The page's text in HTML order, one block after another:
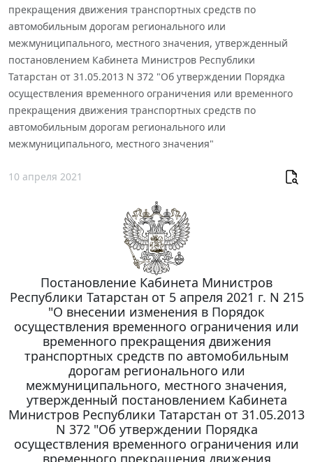
прекращения движения транспортных средств по
автомобильным дорогам регионального или
межмуниципального, местного значения, утвержденный
постановлением Кабинета Министров Республики
Татарстан от 31.05.2013 N 372 "Об утверждении Порядка
осуществления временного ограничения или временного
прекращения движения транспортных средств по
автомобильным дорогам регионального или
межмуниципального, местного значения"
10 апреля 2021
Постановление Кабинета Министров
Республики Татарстан от 5 апреля 2021 г. N 215
"О внесении изменения в Порядок
осуществления временного ограничения или
временного прекращения движения
транспортных средств по автомобильным
дорогам регионального или
межмуниципального, местного значения,
утвержденный постановлением Кабинета
Министров Республики Татарстан от 31.05.2013
N 372 "Об утверждении Порядка
осуществления временного ограничения или
временного прекращения движения